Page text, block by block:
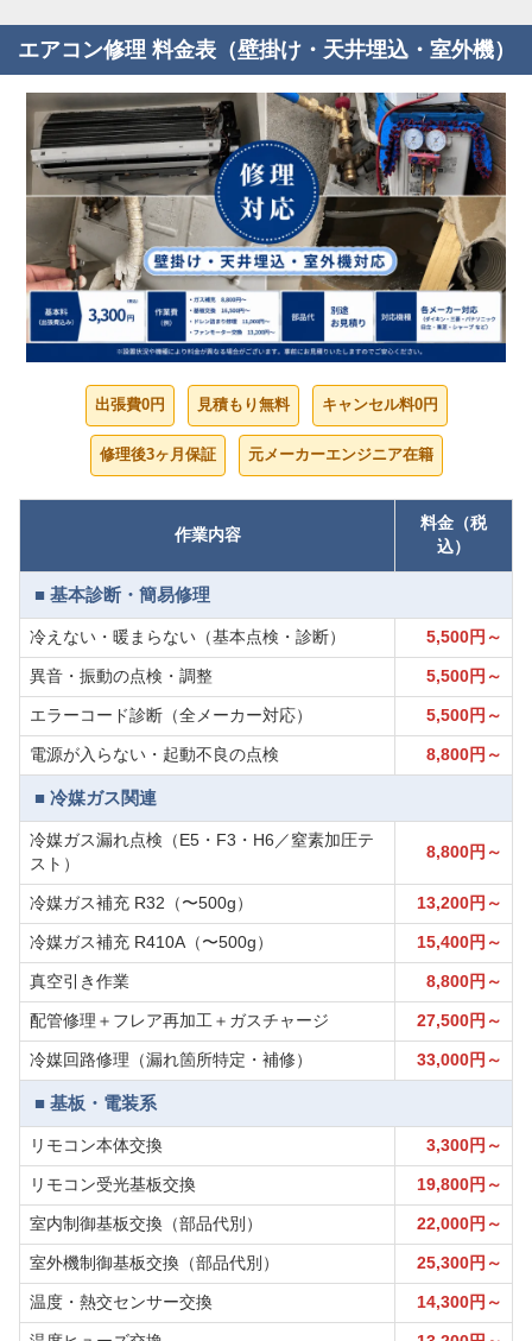
エアコン修理 料金表（壁掛け・天井埋込・室外機）
出張費0円 見積もり無料 キャンセル料0円
修理後3ヶ月保証 元メーカーエンジニア在籍
作業内容
料金（税
込）
■ 基本診断・簡易修理
冷えない・暖まらない（基本点検・診断） 5,500円～
異音・振動の点検・調整 5,500円～
エラーコード診断（全メーカー対応） 5,500円～
電源が入らない・起動不良の点検 8,800円～
■ 冷媒ガス関連
冷媒ガス漏れ点検（E5・F3・H6／窒素加圧テ
スト）
8,800円～
冷媒ガス補充 R32（〜500g） 13,200円～
冷媒ガス補充 R410A（〜500g） 15,400円～
真空引き作業 8,800円～
配管修理＋フレア再加工＋ガスチャージ 27,500円～
冷媒回路修理（漏れ箇所特定・補修） 33,000円～
■ 基板・電装系
リモコン本体交換 3,300円～
リモコン受光基板交換 19,800円～
室内制御基板交換（部品代別） 22,000円～
室外機制御基板交換（部品代別） 25,300円～
温度・熱交センサー交換 14,300円～